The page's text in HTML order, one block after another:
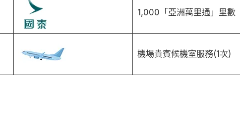
1,000「亞洲萬里通」里數
機場貴賓候機室服務(1次)